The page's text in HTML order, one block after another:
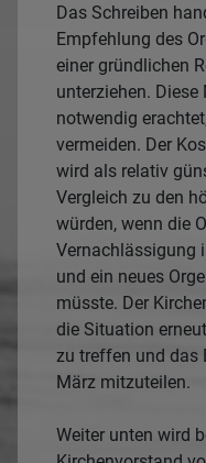
Das Schreiben
Empfehlung des
einer gründlichen
unterziehen.
notwendig
vermeiden. Der
wird als relativ
Vergleich zu den
würden, wenn die
Vernachlässigung
und ein neues
müsste. Der
die Situation
zu treffen und das
März mitzuteilen.
Weiter unten wird